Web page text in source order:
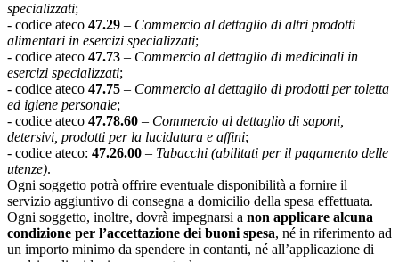
specializzati;
- codice ateco 47.29 – Commercio al dettaglio di altri prodotti
alimentari in esercizi specializzati;
- codice ateco 47.73 – Commercio al dettaglio di medicinali in
esercizi specializzati;
- codice ateco 47.75 – Commercio al dettaglio di prodotti per toletta
ed igiene personale;
- codice ateco 47.78.60 – Commercio al dettaglio di saponi,
detersivi, prodotti per la lucidatura e affini;
- codice ateco: 47.26.00 – Tabacchi (abilitati per il pagamento delle
utenze).
Ogni soggetto potrà offrire eventuale disponibilità a fornire il
servizio aggiuntivo di consegna a domicilio della spesa effettuata.
Ogni soggetto, inoltre, dovrà impegnarsi a non applicare alcuna
condizione per l’accettazione dei buoni spesa, né in riferimento ad
un importo minimo da spendere in contanti, né all’applicazione di